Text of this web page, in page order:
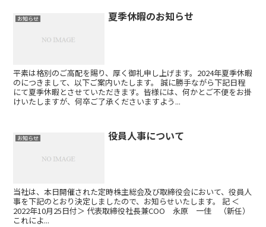
お知らせ 夏季休暇のお知らせ
平素は格別のご高配を賜り、厚く御礼申し上げます。2024年夏季休暇
のにつきまして、以下ご案内いたします。 誠に勝手ながら下記日程
にて夏季休暇とさせていただきます。皆様には、何かとご不便をお掛
けいたしますが、何卒ご了承くださいますよう...
お知らせ 役員人事について
当社は、本日開催された定時株主総会及び取締役会において、役員人
事を下記のとおり決定しましたので、お知らせいたします。 記 ＜
2022年10月25日付＞ 代表取締役社長兼COO 永原 一佳 （新任）
これによ...